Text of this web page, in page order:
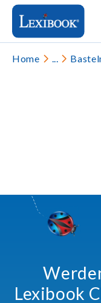
Home ...
Lexibook